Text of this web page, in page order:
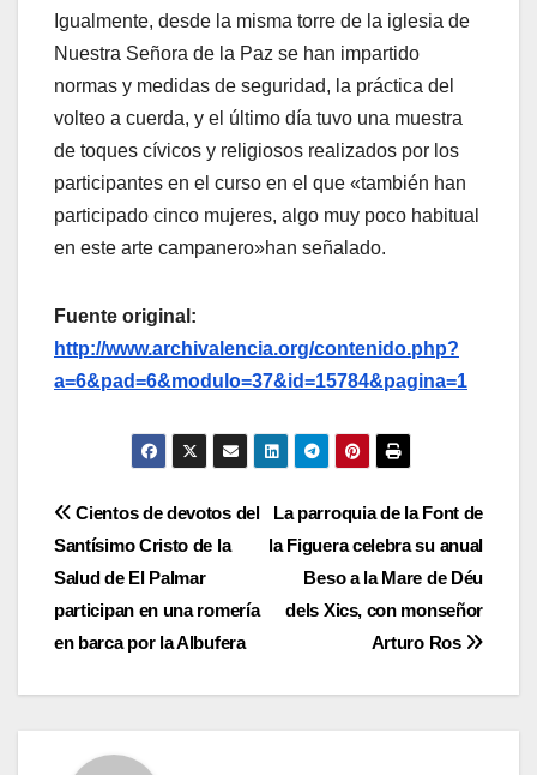
Igualmente, desde la misma torre de la iglesia de
Nuestra Señora de la Paz se han impartido
normas y medidas de seguridad, la práctica del
volteo a cuerda, y el último día tuvo una muestra
de toques cívicos y religiosos realizados por los
participantes en el curso en el que «también han
participado cinco mujeres, algo muy poco habitual
en este arte campanero»han señalado.
Fuente original:
http://www.archivalencia.org/contenido.php?
a=6&pad=6&modulo=37&id=15784&pagina=1
Navegación
de
entradas
La parroquia de la Font de
la Figuera celebra su anual
Beso a la Mare de Déu
dels Xics, con monseñor
Arturo Ros
Cientos de devotos del
Santísimo Cristo de la
Salud de El Palmar
participan en una romería
en barca por la Albufera